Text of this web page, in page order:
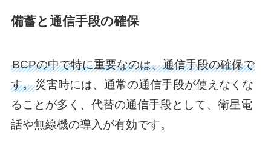
備蓄と通信手段の確保
BCPの中で特に重要なのは、通信手段の確保で
す。災害時には、通常の通信手段が使えなくな
ることが多く、代替の通信手段として、衛星電
話や無線機の導入が有効です。